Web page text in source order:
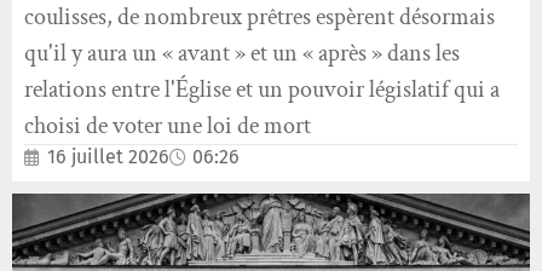
coulisses, de nombreux prêtres espèrent désormais
qu'il y aura un « avant » et un « après » dans les
relations entre l'Église et un pouvoir législatif qui a
choisi de voter une loi de mort
16 juillet 2026 06:26